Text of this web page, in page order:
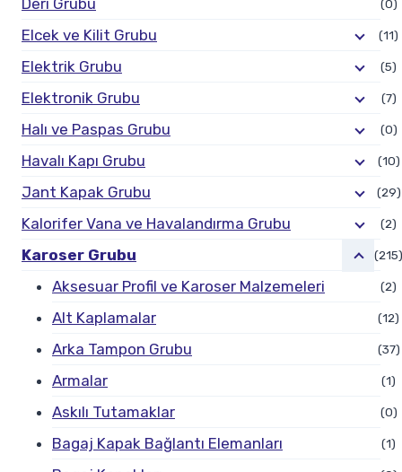
(0)
Elcek ve Kilit Grubu (11)
Elektrik Grubu (5)
Elektronik Grubu (7)
Halı ve Paspas Grubu (0)
Havalı Kapı Grubu (10)
Jant Kapak Grubu (29)
Kalorifer Vana ve Havalandırma Grubu (2)
Karoser Grubu (215)
Aksesuar Profil ve Karoser Malzemeleri (2)
Alt Kaplamalar (12)
Arka Tampon Grubu (37)
Armalar (1)
Askılı Tutamaklar (0)
Bagaj Kapak Bağlantı Elemanları (1)